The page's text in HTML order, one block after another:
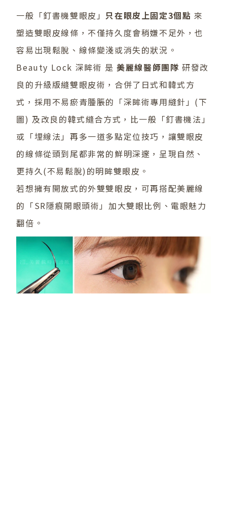
一般「釘書機雙眼皮」 只在眼皮上固定3個點 來
塑造雙眼皮線條，不僅持久度會稍嫌不足外，也
容易出現鬆脫、線條變淺或消失的狀況。
Beauty Lock 深眸術 是美麗線醫師團隊研發改
良的升級版縫雙眼皮術，合併了日式和韓式方
式，採用不易瘀青腫脹的「深眸術專用縫針」(下
圖) 及改良的韓式縫合方式，比一般「釘書機法」
或「埋線法」再多一道多點定位技巧，讓雙眼皮
的線條從頭到尾都非常的鮮明深邃，呈現自然、
更持久(不易鬆脫)的明眸雙眼皮。
若想擁有開放式的外雙雙眼皮，可再搭配美麗線
的「SR隱痕開眼頭術 」加大雙眼比例、電眼魅力
翻倍。